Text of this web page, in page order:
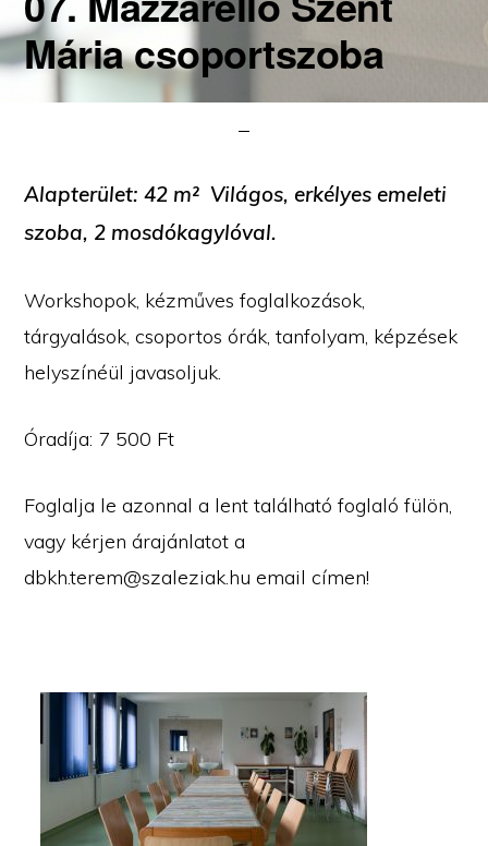
Mária csoportszoba
Alapterület: 42 m² Világos, erkélyes emeleti
szoba, 2 mosdókagylóval.
Workshopok, kézműves foglalkozások,
tárgyalások, csoportos órák, tanfolyam, képzések
helyszínéül javasoljuk.
Óradíja: 7 500 Ft
Foglalja le azonnal a lent található foglaló fülön,
vagy kérjen árajánlatot a
dbkh.terem@szaleziak.hu email címen!